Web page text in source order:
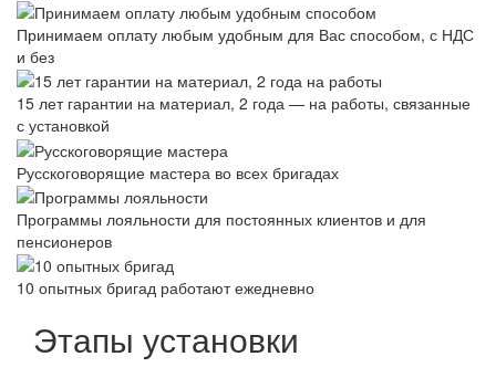
Принимаем оплату любым удобным для Вас способом, с НДС
и без
15 лет гарантии на материал, 2 года — на работы, связанные
с установкой
Русскоговорящие мастера во всех бригадах
Программы лояльности для постоянных клиентов и для
пенсионеров
10 опытных бригад работают ежедневно
Этапы установки